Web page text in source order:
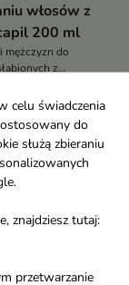
włosów z
200 ml
mężczyzn do
z
celu świadczenia
do
służą zbieraniu
znajdziesz tutaj:
przetwarzanie